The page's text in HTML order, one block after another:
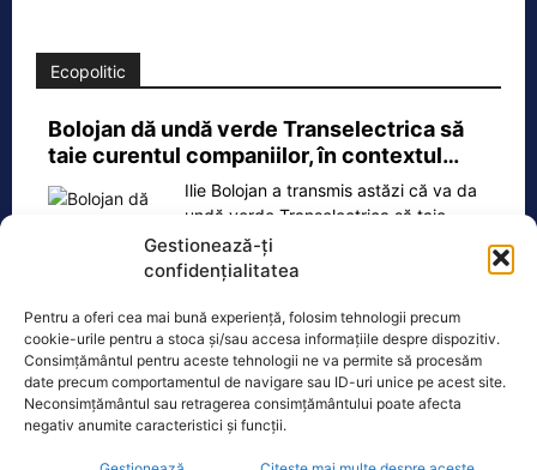
Gestionează-ți
confidențialitatea
Pentru a oferi cea mai bună experiență, folosim tehnologii precum
cookie-urile pentru a stoca și/sau accesa informațiile despre dispozitiv.
Consimțământul pentru aceste tehnologii ne va permite să procesăm
date precum comportamentul de navigare sau ID-uri unice pe acest site.
Neconsimțământul sau retragerea consimțământului poate afecta
negativ anumite caracteristici și funcții.
Ecopolitic
Bolojan dă undă verde Transelectrica să
taie curentul companiilor, în contextul…
Ilie Bolojan a transmis astăzi că va da
undă verde Transelectrica să taie
curentul companiilor, în contextul
actualei crize energetice
Oficiul de Știri